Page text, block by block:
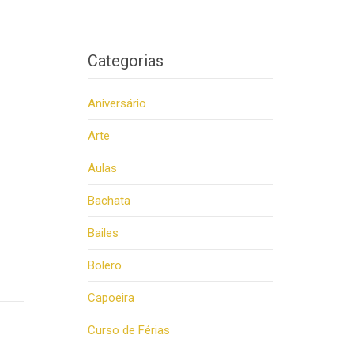
Categorias
Aniversário
Arte
Aulas
Bachata
Bailes
Bolero
Capoeira
Curso de Férias